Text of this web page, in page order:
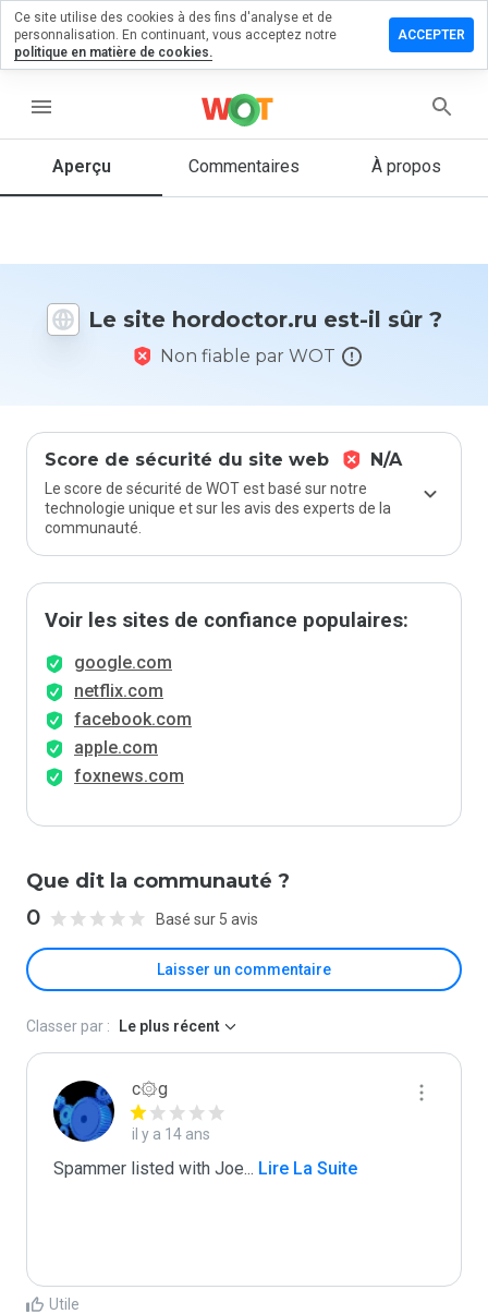
menu
Aperçu Commentaires À propos
Le site hordoctor.ru est-il sûr ?
Non fiable par WOT
Score de sécurité du site web N/A
Le score de sécurité de WOT est basé sur notre
technologie unique et sur les avis des experts de la
communauté.
Voir les sites de confiance populaires:
google.com
netflix.com
facebook.com
apple.com
foxnews.com
Que dit la communauté ?
0 Basé sur 5 avis
Laisser un commentaire
un
1 et 5
vous à ce
site ?
Classer par : Le plus récent
c۞g
il y a 14 ans
Spammer listed with Joe... Lire La Suite
Utile
Ce site utilise des cookies à des fins d'analyse et de
personnalisation. En continuant, vous acceptez notre
politique en matière de cookies.
ACCEPTER